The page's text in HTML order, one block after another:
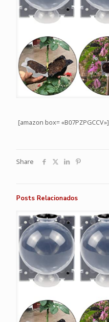
[amazon box= «B07PZPGCCV»]
Share
Posts Relacionados